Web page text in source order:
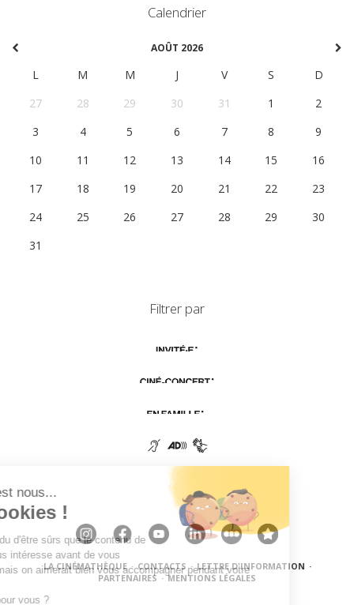
Calendrier
AOÛT 2026
L M M J V S
D
27
28 29 30 31 1
2
3
4 5 6 7 8
9
10
11 12 13 14 15
16
17
18 19 20 21 22
23
24
25 26 27 28 29
30
31
Filtrer par
LA CINÉMATHÈQUE · CONTACTS · LETTRE D'INFORMATION ·
PARTENAIRES · MENTIONS LÉGALES